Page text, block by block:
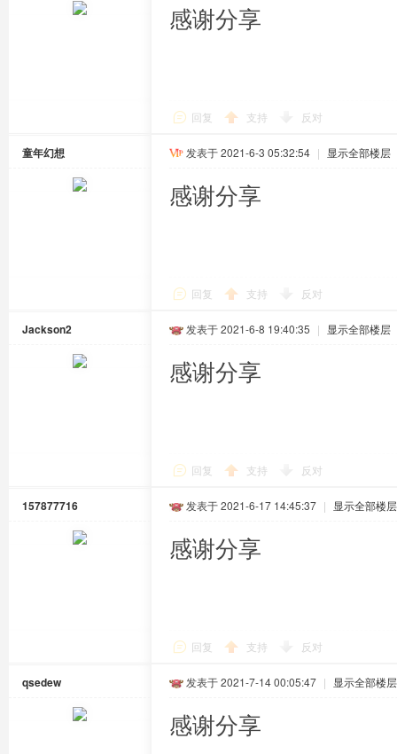
感谢分享
回复 支持 反对
童年幻想 发表于 2021-6-3 05:32:54 | 显示全部楼层
感谢分享
回复 支持 反对
Jackson2 发表于 2021-6-8 19:40:35 | 显示全部楼层
感谢分享
回复 支持 反对
157877716 发表于 2021-6-17 14:45:37 | 显示全部楼层
感谢分享
回复 支持 反对
qsedew 发表于 2021-7-14 00:05:47 | 显示全部楼层
感谢分享